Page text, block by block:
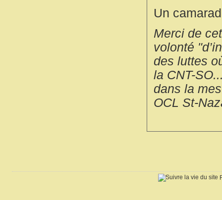
Un
Merci de
volonté
des luttes
la CNT-
dans la
OCL St-